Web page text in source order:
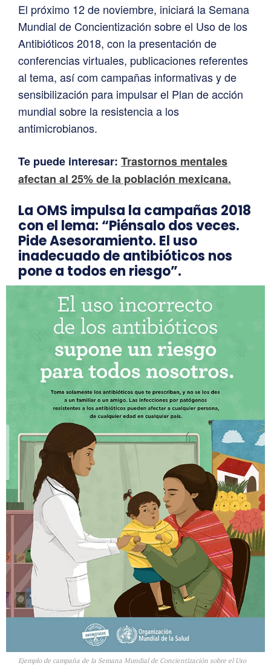
El próximo 12 de noviembre, iniciará la Semana
Mundial de Concientización sobre el Uso de los
Antibióticos 2018, con la presentación de
conferencias virtuales, publicaciones referentes
al tema, así com campañas informativas y de
sensibilización para impulsar el Plan de acción
mundial sobre la resistencia a los
antimicrobianos.
Te puede interesar: Trastornos mentales
afectan al 25% de la población mexicana.
La OMS impulsa la campañas 2018
con el lema: “Piénsalo dos veces.
Pide Asesoramiento. El uso
inadecuado de antibióticos nos
pone a todos en riesgo”.
Ejemplo de campaña de la Semana Mundial de Concientización sobre el Uso